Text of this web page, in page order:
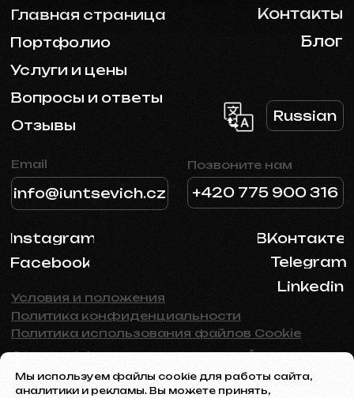
Мы используем файлы cookie для работы сайта,
аналитики и рекламы. Вы можете принять,